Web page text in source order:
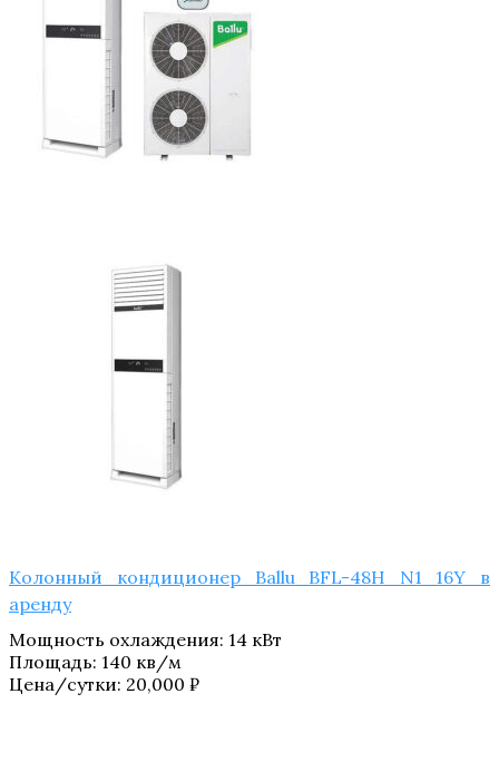
Колонный кондиционер Ballu BFL-48H N1_​16Y в
аренду
Мощность охлаждения: 14 кВт
Площадь: 140 кв/м
Цена/сутки: 20,000 ₽